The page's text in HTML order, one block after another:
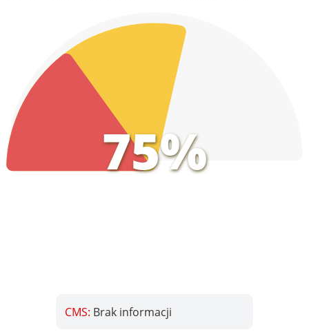
75%
CMS: Brak informacji